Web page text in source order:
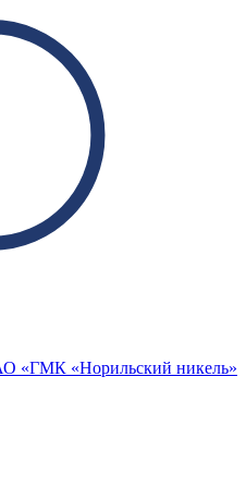
«ГМК «Норильский никель»